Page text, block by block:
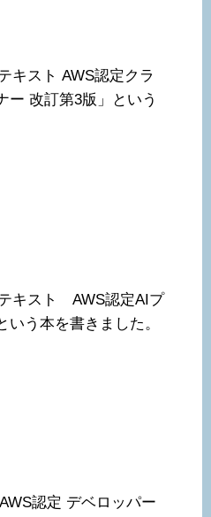
キスト AWS認定クラ
ー 改訂第3版」という
テキスト AWS認定AIプ
う本を書きました。
認定 デベロッパー